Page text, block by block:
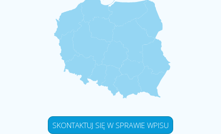
SKONTAKTUJ SIĘ W SPRAWIE WPISU